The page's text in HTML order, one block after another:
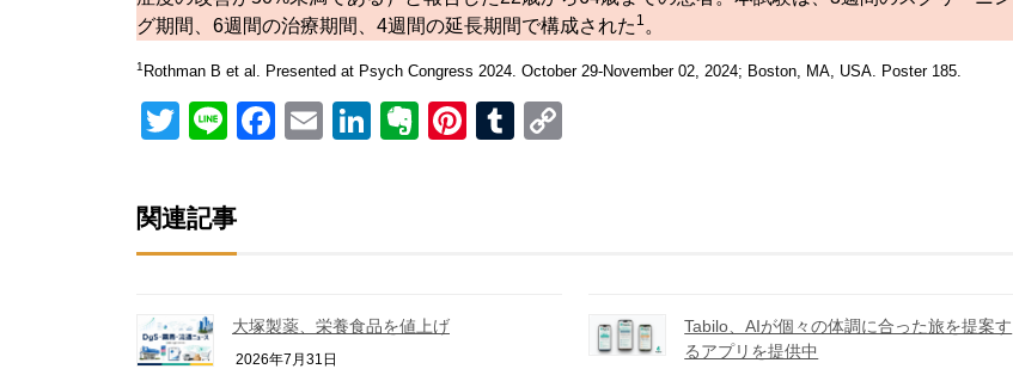
グ期間、6週間の治療期間、4週間の延長期間で構成された 1 。
1 Rothman B et al. Presented at Psych Congress 2024. October 29-November 02, 2024; Boston, MA, USA. Poster 185.
Twitter
LineFacebook
EmailLinkedIn
Evernote
Pinterest
Tumblr
関連記事
大塚製薬、栄養食品を値上げ
2026年7月31日
Tabilo、AIが個々の体調に合った旅を提案す
るアプリを提供中